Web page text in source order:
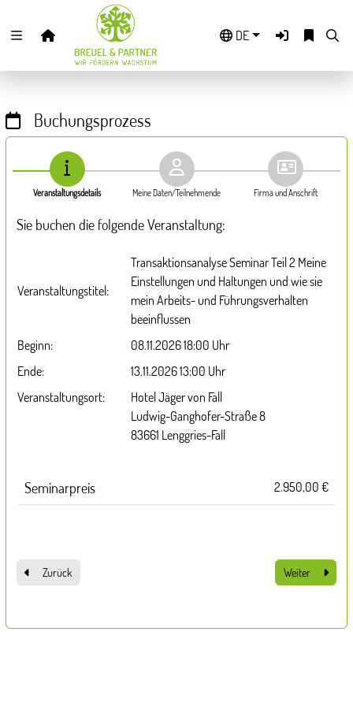
DE
Loading
Loading
Loading
Buchungsprozess
Veranstaltungsdetails Meine Daten/Teilnehmende Firma und Anschrift
Sie buchen die folgende Veranstaltung:
Veranstaltungstitel:
Transaktionsanalyse Seminar Teil 2 Meine
Einstellungen und Haltungen und wie sie
mein Arbeits- und Führungsverhalten
beeinflussen
Beginn:
08.11.2026 18:00 Uhr
Ende:
13.11.2026 13:00 Uhr
Veranstaltungsort:
Hotel Jäger von Fall
Ludwig-Ganghofer-Straße 8
83661 Lenggries-Fall
Seminarpreis 2.950,00 €
Zurück Weiter